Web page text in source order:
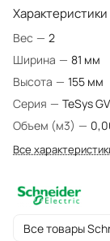
Характеристики
Вес — 2
Ширина — 81 мм
Высота — 155 мм
Серия — TeSys
Объем (м3) —
Все
Все товары